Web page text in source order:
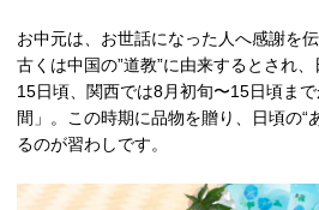
お中元は、お世話になった人へ感謝を
古くは中国の”道教”に由来するとされ
15日頃、関西では8月初旬〜15日頃ま
間」。この時期に品物を贈り、日頃の“
るのが習わしです。